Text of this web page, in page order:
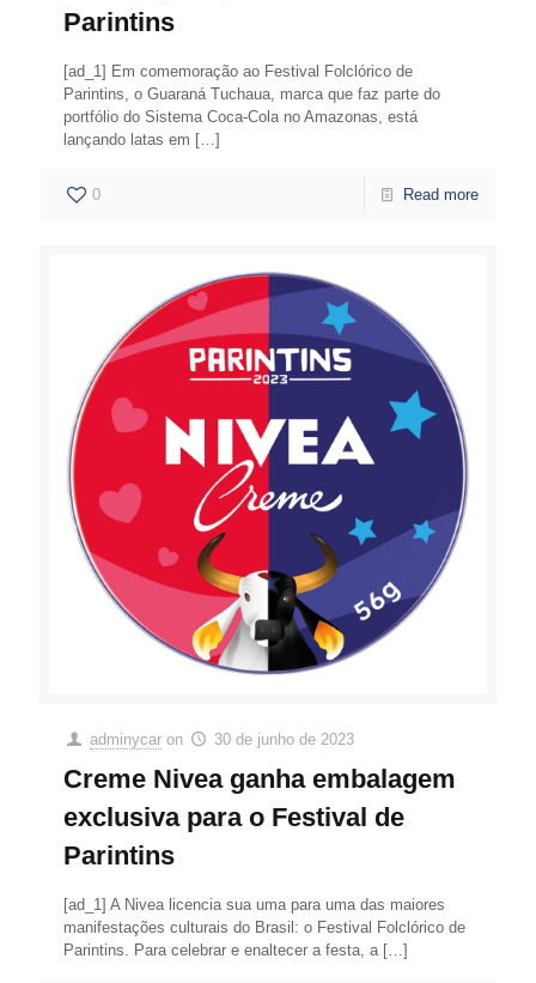
Parintins
[ad_1] Em comemoração ao Festival Folclórico de
Parintins, o Guaraná Tuchaua, marca que faz parte do
portfólio do Sistema Coca-Cola no Amazonas, está
lançando latas em […]
0 Read more
adminycar on 30 de junho de 2023
Creme Nivea ganha embalagem
exclusiva para o Festival de
Parintins
[ad_1] A Nivea licencia sua uma para uma das maiores
manifestações culturais do Brasil: o Festival Folclórico de
Parintins. Para celebrar e enaltecer a festa, a […]